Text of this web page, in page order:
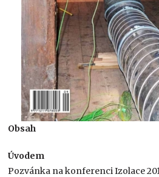
Obsah
Úvodem
Pozvánka na konferenci Izolace